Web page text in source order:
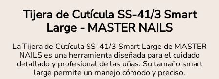
Tijera de Cutícula SS-41/3 Smart
Large - MASTER NAILS
La Tijera de Cutícula SS-41/3 Smart Large de MASTER
NAILS es una herramienta diseñada para el cuidado
detallado y profesional de las uñas. Su tamaño smart
large permite un manejo cómodo y preciso.